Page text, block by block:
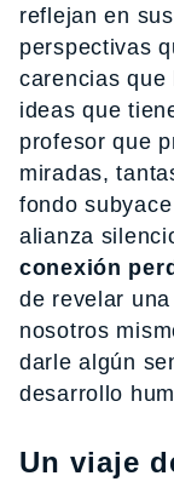
reflejan en
perspectivas
carencias que
ideas que
profesor que
miradas,
fondo
alianza
conexión
de revelar
nosotros
darle algún
desarrollo
Un viaje